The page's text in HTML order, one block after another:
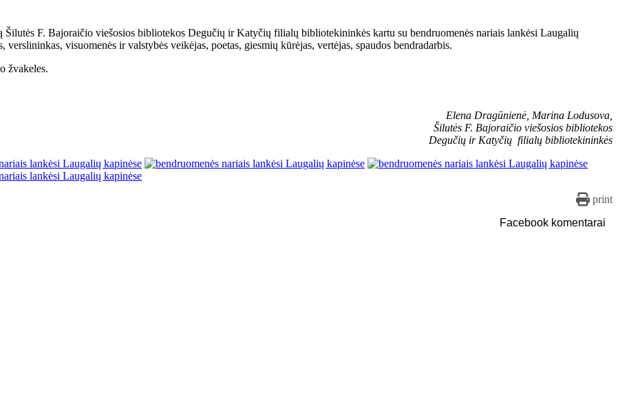
F. Bajoraičio viešosios bibliotekos Degučių ir Katyčių filialų bibliotekininkės kartu su bendruomenės nariais lankėsi Laugalių
visuomenės ir valstybės veikėjas, poetas, giesmių kūrėjas, vertėjas, spaudos bendradarbis.
žvakeles.
Elena Dragūnienė, Marina Lodusova,
Šilutės F. Bajoraičio viešosios bibliotekos
Degučių ir Katyčių filialų bibliotekininkės
print
Facebook komentarai